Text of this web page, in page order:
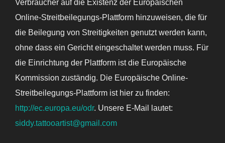
Verbraucher auf die Existenz der Europäischen
Online-Streitbeilegungs-Plattform hinzuweisen, die für
die Beilegung von Streitigkeiten genutzt werden kann,
ohne dass ein Gericht eingeschaltet werden muss. Für
die Einrichtung der Plattform ist die Europäische
Kommission zuständig. Die Europäische Online-
Streitbeilegungs-Plattform ist hier zu finden:
http://ec.europa.eu/odr. Unsere E-Mail lautet:
siddy.tattooartist@gmail.com